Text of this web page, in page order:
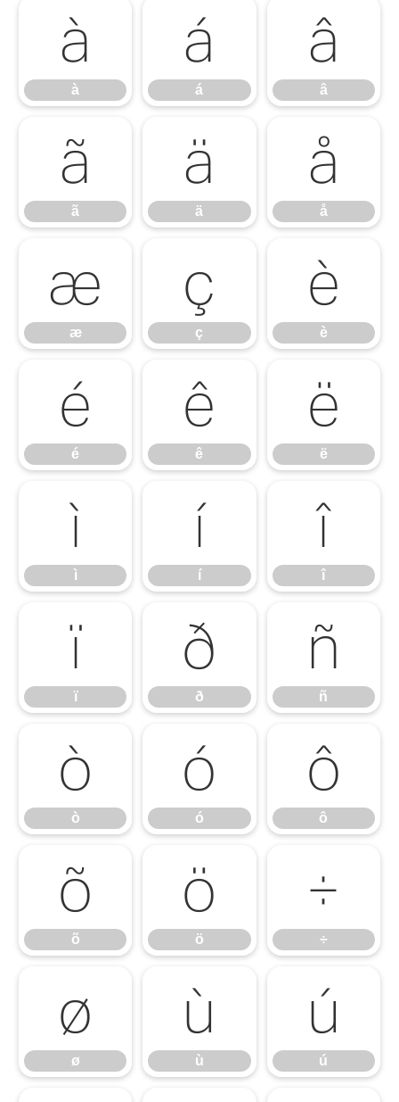
à
à
á
á
â
â
ã
ã
ä
ä
å
å
æ
æ
ç
ç
è
è
é
é
ê
ê
ë
ë
ì
ì
í
í
î
î
ï
ï
ð
ð
ñ
ñ
ò
ò
ó
ó
ô
ô
õ
õ
ö
ö
÷
÷
ø
ø
ù
ù
ú
ú